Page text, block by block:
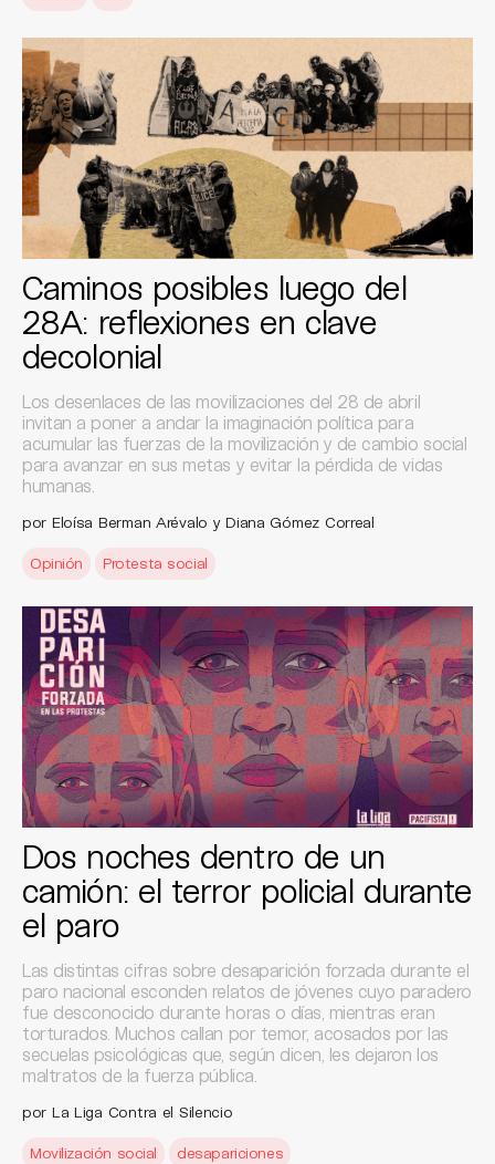
Caminos posibles luego del
28A: reflexiones en clave
decolonial
Los desenlaces de las movilizaciones del 28 de abril
invitan a poner a andar la imaginación política para
acumular las fuerzas de la movilización y de cambio social
para avanzar en sus metas y evitar la pérdida de vidas
humanas.
por Eloísa Berman Arévalo y Diana Gómez Correal
Opinión Protesta social
Dos noches dentro de un
camión: el terror policial durante
el paro
Las distintas cifras sobre desaparición forzada durante el
paro nacional esconden relatos de jóvenes cuyo paradero
fue desconocido durante horas o días, mientras eran
torturados. Muchos callan por temor, acosados por las
secuelas psicológicas que, según dicen, les dejaron los
maltratos de la fuerza pública.
por La Liga Contra el Silencio
Movilización social desapariciones